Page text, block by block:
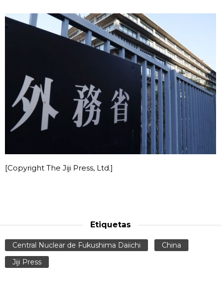
[Copyright The Jiji Press, Ltd.]
Etiquetas
Central Nuclear de Fukushima Daiichi
China
Jiji Press